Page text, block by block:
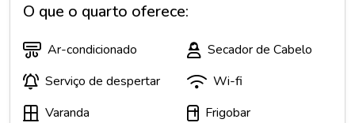
O que o quarto oferece:
Ar-condicionado
Secador de Cabelo
Serviço de despertar
Wi-fi
Varanda
Frigobar